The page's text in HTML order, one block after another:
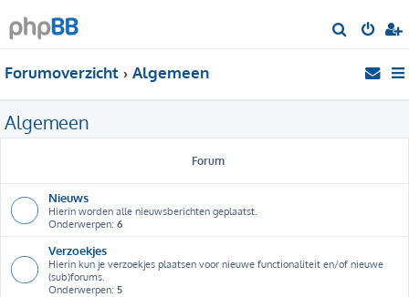
o
Forumoverzicht Algemeen
Algemeen
Forum
Nieuws
Hierin worden alle nieuwsberichten geplaatst.
Onderwerpen: 6
Verzoekjes
Hierin kun je verzoekjes plaatsen voor nieuwe functionaliteit en/of nieuwe
(sub)forums.
Onderwerpen: 5